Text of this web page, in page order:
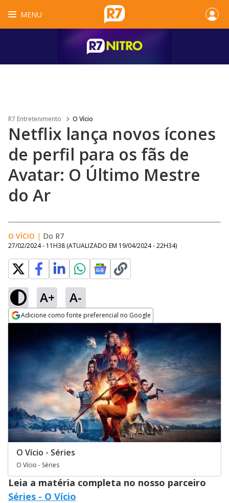
MENU
R7 Entretenimento O Vício
Netflix lança novos ícones
de perfil para os fãs de
Avatar: O Último Mestre
do Ar
O VÍCIO | Do R7
27/02/2024 - 11H38 (ATUALIZADO EM 19/04/2024 - 22H34)
A+ A-
Adicione como fonte preferencial no Google
O Vício - Séries
O Vício - Séries
Leia a matéria completa no nosso parceiro
Séries - O Vício